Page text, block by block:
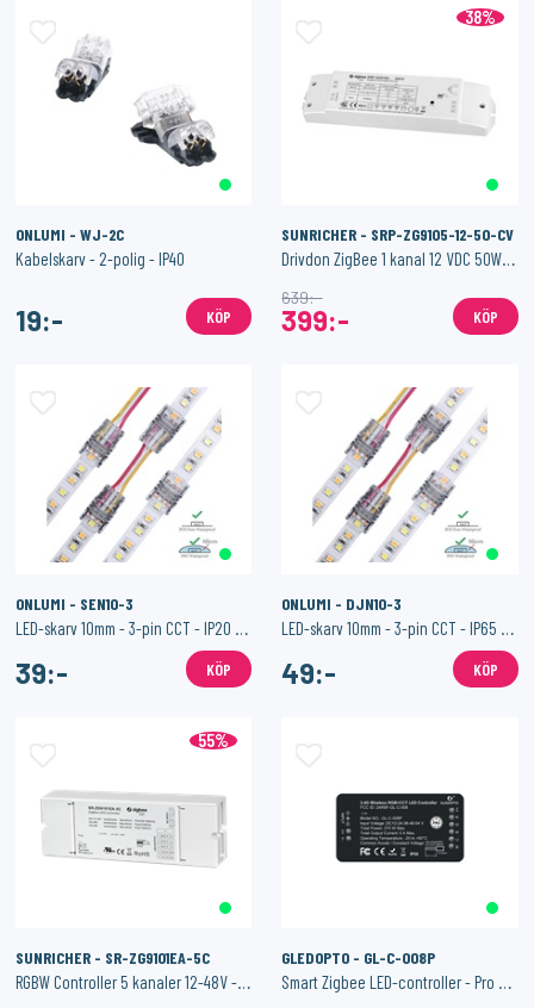
159:- 159:- KÖP
ONLUMI - WJ-2C
Kabelskarv - 2-polig - IP40
19:- KÖP
38%
SUNRICHER - SRP-ZG9105-12-50-CV
Drivdon ZigBee 1 kanal 12 VDC 50W - Dimbar - Constant Voltage
399:-
639:-
KÖP
ONLUMI - SEN10-3
LED-skarv 10mm - 3-pin CCT - IP20 - Hippo-M
39:- KÖP
ONLUMI - DJN10-3
LED-skarv 10mm - 3-pin CCT - IP65 - Hippo-M
49:- KÖP
55%
SUNRICHER - SR-ZG9101EA-5C
RGBW Controller 5 kanaler 12-48V - Dimbar - Constant Voltage
GLEDOPTO - GL-C-008P
Smart Zigbee LED-controller - Pro Version - RGB+CCT